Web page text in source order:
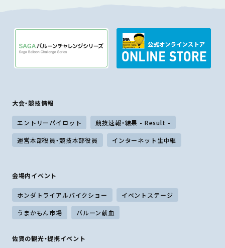
大会・競技情報
エントリーパイロット 競技速報・結果 - Result -
運営本部役員・競技本部役員 インターネット生中継
会場内イベント
ホンダトライアルバイクショー イベントステージ
うまかもん市場 バルーン献血
佐賀の観光・提携イベント